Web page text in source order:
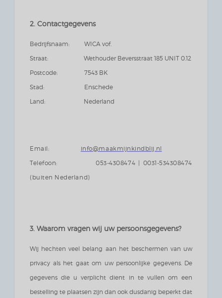
2. Contactgegevens
Bedrijfsnaam: WICA vof.
Straat: Wethouder Beversstraat 185 UNIT 0.12
Postcode: 7543 BK
Stad: Enschede
Land: Nederland
Email: info@maakmijnkindblij.nl
Telefoon: 053-4308474 | 0031-534308474
(buiten Nederland)
3. Waarom vragen wij uw persoonsgegevens?
Wij hechten veel belang aan het beschermen van uw
privacy als het gaat om uw persoonlijke gegevens. De
gegevens die u verplicht dient in te vullen om een
bestelling te plaatsen zijn dan ook dusdanig beperkt dat